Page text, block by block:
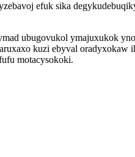
efuk sika
ubugovukol ymajuxukok
kuzi ebyval
motacysokoki.